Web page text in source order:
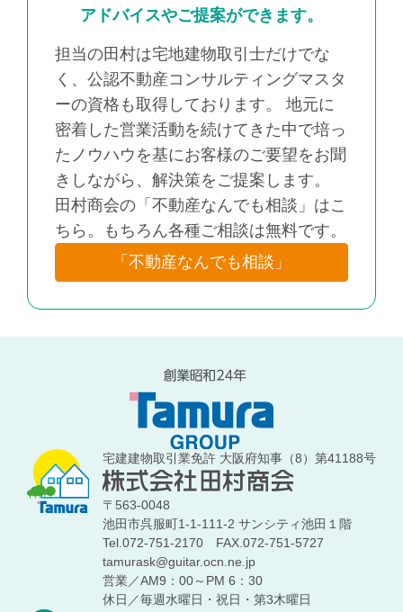
アドバイスやご提案ができます。
担当の田村は宅地建物取引士だけでな
く、公認不動産コンサルティングマスタ
ーの資格も取得しております。 地元に
密着した営業活動を続けてきた中で培っ
たノウハウを基にお客様のご要望をお聞
きしながら、解決策をご提案します。
田村商会の「不動産なんでも相談」はこ
ちら。もちろん各種ご相談は無料です。
「不動産なんでも相談」
宅建建物取引業免許 大阪府知事（8）第41188号
〒563-0048
池田市呉服町1-1-111-2 サンシティ池田１階
Tel.072-751-2170FAX.072-751-5727
tamurask@guitar.ocn.ne.jp
営業／AM9：00～PM 6：30
休日／毎週水曜日・祝日・第3木曜日